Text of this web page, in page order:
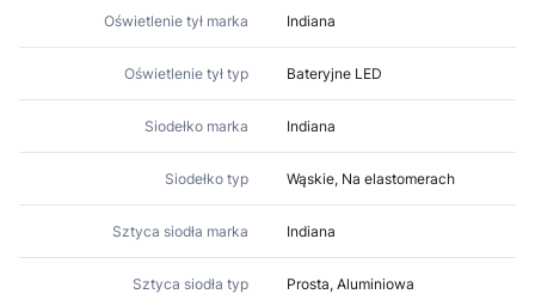
Oświetlenie tył marka Indiana
Oświetlenie tył typ Bateryjne LED
Siodełko marka Indiana
Siodełko typ Wąskie, Na elastomerach
Sztyca siodła marka Indiana
Sztyca siodła typ Prosta, Aluminiowa